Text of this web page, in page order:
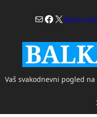
MailX Naslovna
Vaš svakodnevni pogled na